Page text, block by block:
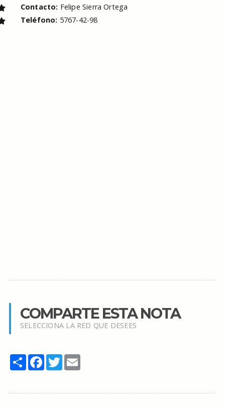
Contacto: Felipe Sierra Ortega
Teléfono: 5767-42-98
COMPARTE ESTA NOTA
SELECCIONA LA RED QUE DESEES
Share Facebook
TwitterEmail